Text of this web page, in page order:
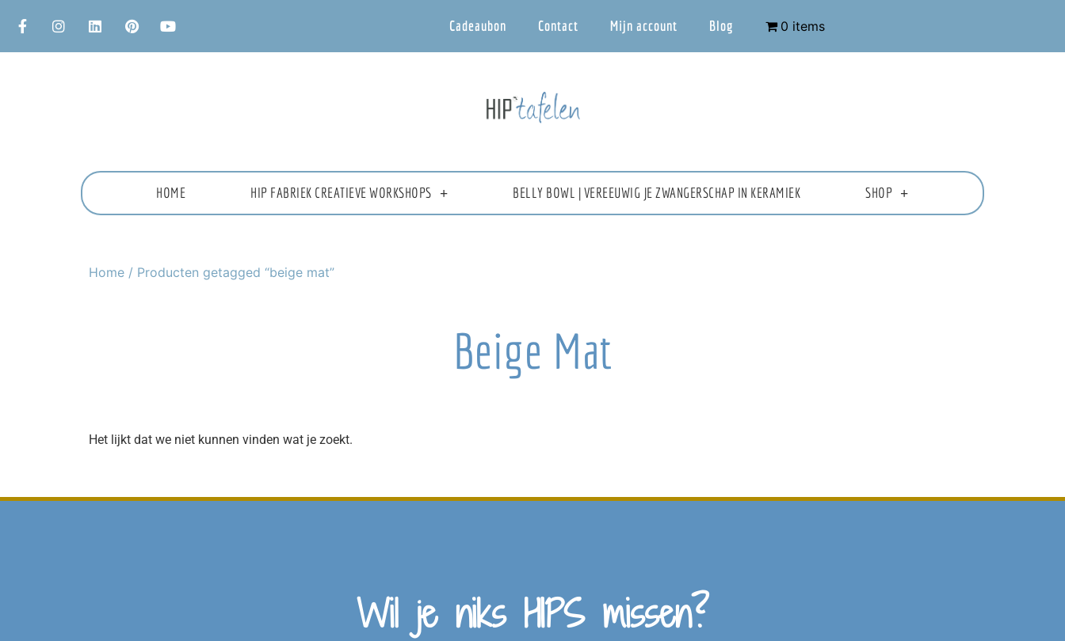
Cadeaubon Contact Mijn account Blog 0 items
HOME HIP FABRIEK CREATIEVE WORKSHOPS BELLY BOWL | VEREEUWIG JE ZWANGERSCHAP IN KERAMIEK SHOP
Home / Producten getagged “beige mat”
Beige Mat
Het lijkt dat we niet kunnen vinden wat je zoekt.
Wil je niks HIPS missen?